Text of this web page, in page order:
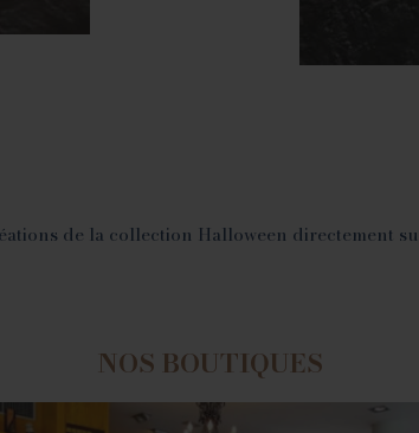
de la collection Halloween directement
NOS BOUTIQUES